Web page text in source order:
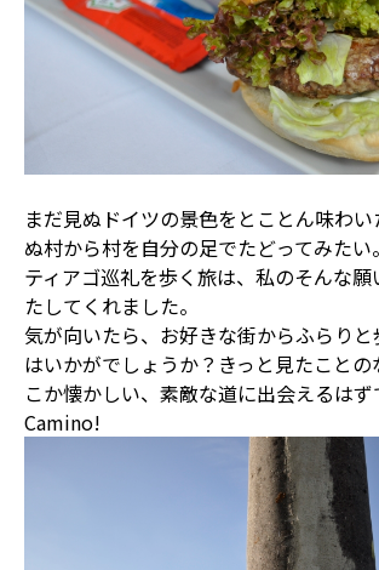
まだ見ぬドイツの景色をとことん味わ
ぬ村から村を自分の足でたどってみた
ティアゴ巡礼を歩く旅は、私のそんな
たしてくれました。
気が向いたら、お好きな街からふらり
はいかがでしょうか？きっと見たこと
こか懐かしい、素敵な道に出会えるは
Camino!